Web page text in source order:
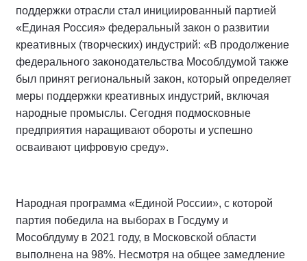
поддержки отрасли стал инициированный партией
«Единая Россия» федеральный закон о развитии
креативных (творческих) индустрий: «В продолжение
федерального законодательства Мособлдумой также
был принят региональный закон, который определяет
меры поддержки креативных индустрий, включая
народные промыслы. Сегодня подмосковные
предприятия наращивают обороты и успешно
осваивают цифровую среду».
Народная программа «Единой России», с которой
партия победила на выборах в Госдуму и
Мособлдуму в 2021 году, в Московской области
выполнена на 98%. Несмотря на общее замедление